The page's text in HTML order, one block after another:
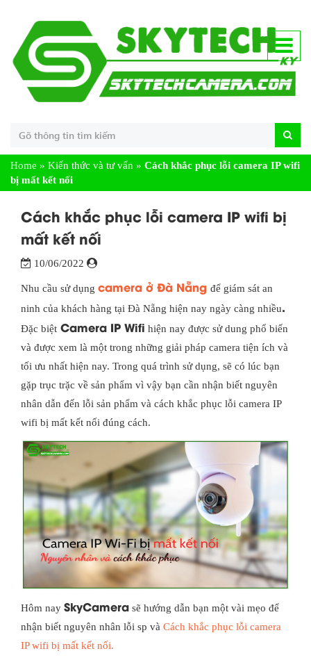
Home » Kiến thức và tư vấn » Cách khắc phục lỗi camera IP wifi
bị mất kết nối
Cách khắc phục lỗi camera IP wifi bị
mất kết nối
10/06/2022
Nhu cầu sử dụng camera ở Đà Nẵng để giám sát an
ninh của khách hàng tại Đà Nẵng hiện nay ngày càng nhiều.
Đặc biệt Camera IP Wifi hiện nay được sử dung phổ biến
và được xem là một trong những giải pháp camera tiện ích và
tối ưu nhất hiện nay. Trong quá trình sử dụng, sẽ có lúc bạn
gặp trục trặc về sản phẩm vì vậy bạn cần nhận biết nguyên
nhân dẫn đến lỗi sản phẩm và cách khắc phục lỗi camera IP
wifi bị mất kết nối đúng cách.
Hôm nay SkyCamera sẽ hướng dẫn bạn một vài mẹo để
nhận biết nguyên nhân lỗi sp và Cách khắc phục lỗi camera
IP wifi bị mất kết nối.